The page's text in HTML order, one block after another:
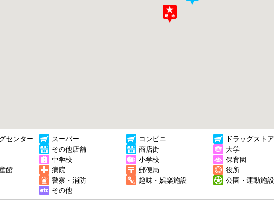
センター スーパー コンビニ ドラッグストア
その他店舗 商店街 大学
中学校 小学校 保育園
館
病院 郵便局 役所
警察・消防 趣味・娯楽施設 公園・運動施設
その他